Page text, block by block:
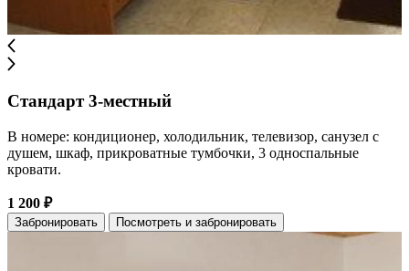
Стандарт 3-местный
В номере: кондиционер, холодильник, телевизор, санузел с
душем, шкаф, прикроватные тумбочки, 3 односпальные
кровати.
1 200 ₽
Забронировать Посмотреть и забронировать